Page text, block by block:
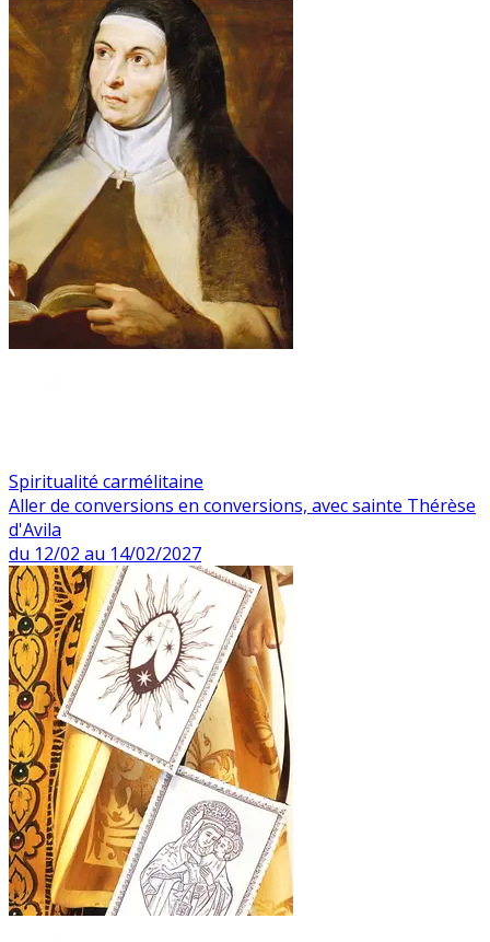
Spiritualité carmélitaine
Aller de conversions en conversions, avec sainte Thérèse
d'Avila
du 12/02 au 14/02/2027